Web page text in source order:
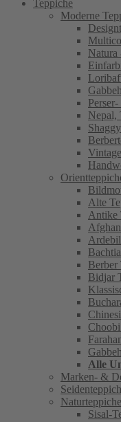
Teppiche
Moderne
Natura
Nepal,
Alte
Antike
Berber
Bidjar
Alle
Marken- &
Sisal-